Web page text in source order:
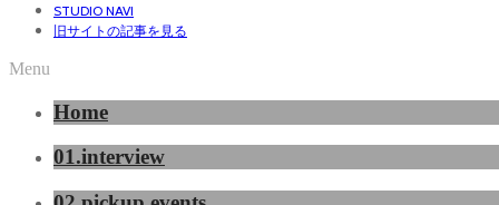
STUDIO NAVI
旧サイトの記事を見る
Menu
Home
01.interview